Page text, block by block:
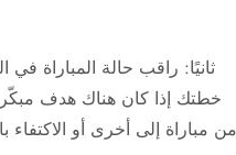
ثانيًا: راقب حالة المباراة
خطتك إذا كان هناك هدف مبكّر